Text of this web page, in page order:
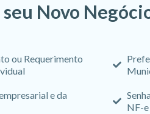
Novo
ou Requerimento
e da
NF-e